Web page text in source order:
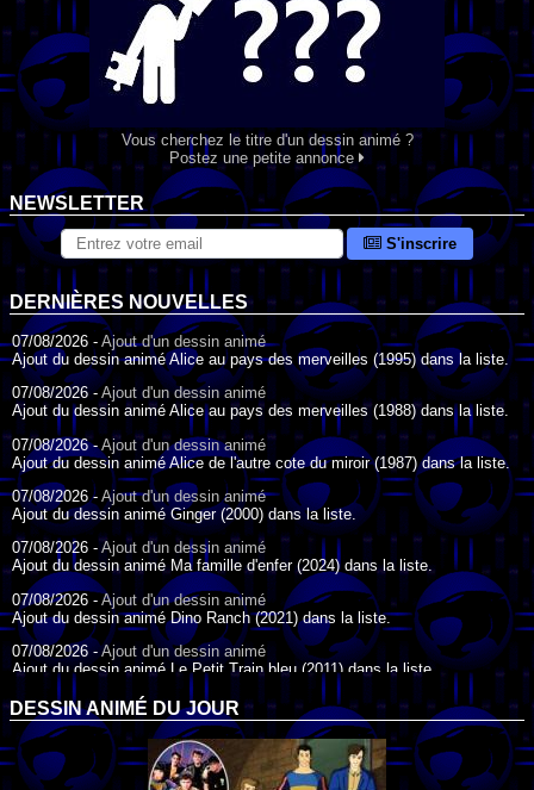
Vous cherchez le titre d'un dessin animé ?
Postez une petite annonce
NEWSLETTER
S'inscrire
DERNIÈRES NOUVELLES
07/08/2026 - Ajout d'un dessin animé
Ajout du dessin animé Alice au pays des merveilles (1995) dans la liste.
07/08/2026 -Ajout d'un dessin animé
Ajout du dessin animé Alice au pays des merveilles (1988) dans la liste.
07/08/2026 -Ajout d'un dessin animé
Ajout du dessin animé Alice de l'autre cote du miroir (1987) dans la liste.
07/08/2026 - Ajout d'un dessin animé
Ajout du dessin animé Ginger (2000) dans la liste.
07/08/2026 - Ajout d'un dessin animé
Ajout du dessin animé Ma famille d'enfer (2024) dans la liste.
07/08/2026 -Ajout d'un dessin animé
Ajout du dessin animé Dino Ranch (2021) dans la liste.
07/08/2026 -Ajout d'un dessin animé
Ajout du dessin animé Le Petit Train bleu (2011) dans la liste.
07/08/2026 -Ajout d'un dessin animé
Ajout du dessin animé Agent Spécial Oso (2009) dans la liste.
17/07/2026 -
Ajout d'un dessin animé
Ajout du dessin animé Peter Pan (1988) dans la liste.
DESSIN ANIMÉ DU JOUR